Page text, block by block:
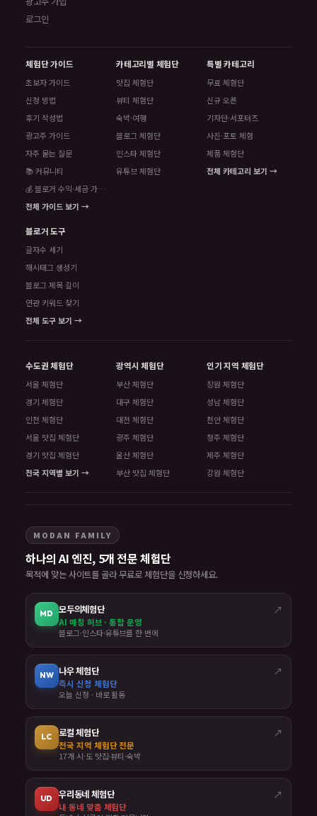
로그인
체험단 가이드
초보자 가이드
신청 방법
후기 작성법
광고주 가이드
자주 묻는 질문
📚 커뮤니티
💰 블로거 수익·세금 가이드
전체 가이드 보기 →
카테고리별 체험단
맛집 체험단
뷰티 체험단
숙박·여행
블로그 체험단
인스타 체험단
유튜브 체험단
특별 카테고리
무료 체험단
신규 오픈
기자단·서포터즈
사진·포토 체험
제품 체험단
전체 카테고리 보기 →
블로거 도구
글자수 세기
해시태그 생성기
블로그 제목 길이
연관 키워드 찾기
전체 도구 보기 →
수도권 체험단
서울 체험단
경기 체험단
인천 체험단
서울 맛집 체험단
경기 맛집 체험단
전국 지역별 보기 →
광역시 체험단
부산 체험단
대구 체험단
대전 체험단
광주 체험단
울산 체험단
부산 맛집 체험단
인기 지역 체험단
창원 체험단
성남 체험단
천안 체험단
청주 체험단
제주 체험단
강원 체험단
MODAN FAMILY
하나의 AI 엔진, 5개 전문 체험단
목적에 맞는 사이트를 골라 무료로 체험단을 신청하세요.
MD 모두의체험단 ↗
AI 매칭 허브 · 통합 운영
블로그·인스타·유튜브를 한 번에
NW 나우 체험단 ↗
즉시 신청 체험단
오늘 신청 · 바로 활동
LC 로컬 체험단 ↗
전국 지역 체험단 전문
17개 시·도 맛집·뷰티·숙박
UD 우리동네 체험단 ↗
내 동네 맞춤 체험단